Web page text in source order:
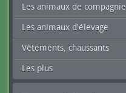
Les animaux de compagnie
Les animaux d'élevage
Vêtements, chaussants
Les plus